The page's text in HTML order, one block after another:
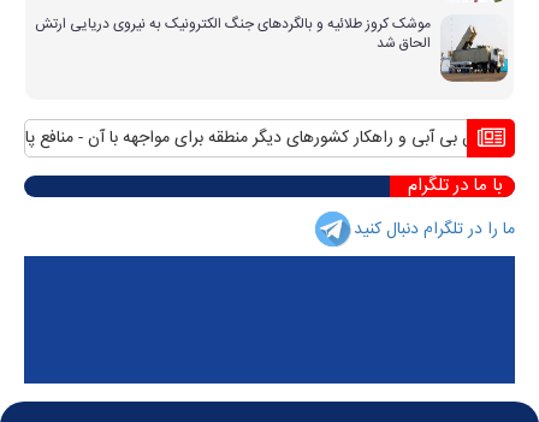
موشک کروز طلائیه و بالگردهای جنگ الکترونیک به نیروی دریایی ارتش
الحاق شد
بحران بی آبی و راهکار کشورهای دیگر منطقه برای مواجهه با آن منافع
با ما در تلگرام
ما را در تلگرام دنبال کنید